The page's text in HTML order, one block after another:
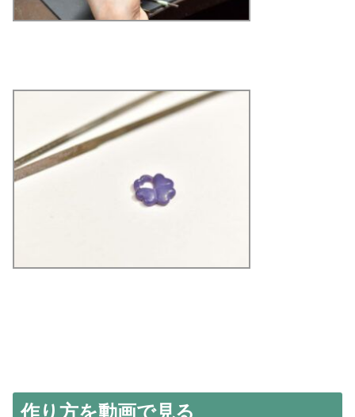
作り方を動画で見る